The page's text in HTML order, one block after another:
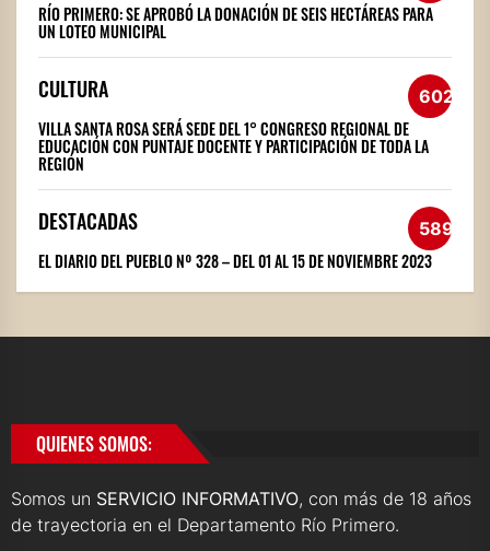
RÍO PRIMERO: SE APROBÓ LA DONACIÓN DE SEIS HECTÁREAS PARA
UN LOTEO MUNICIPAL
CULTURA 602
VILLA SANTA ROSA SERÁ SEDE DEL 1° CONGRESO REGIONAL DE
EDUCACIÓN CON PUNTAJE DOCENTE Y PARTICIPACIÓN DE TODA LA
REGIÓN
DESTACADAS 589
EL DIARIO DEL PUEBLO Nº 328 – DEL 01 AL 15 DE NOVIEMBRE 2023
QUIENES SOMOS:
Somos un SERVICIO INFORMATIVO, con más de 18 años
de trayectoria en el Departamento Río Primero.